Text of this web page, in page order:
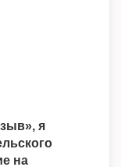
я
на